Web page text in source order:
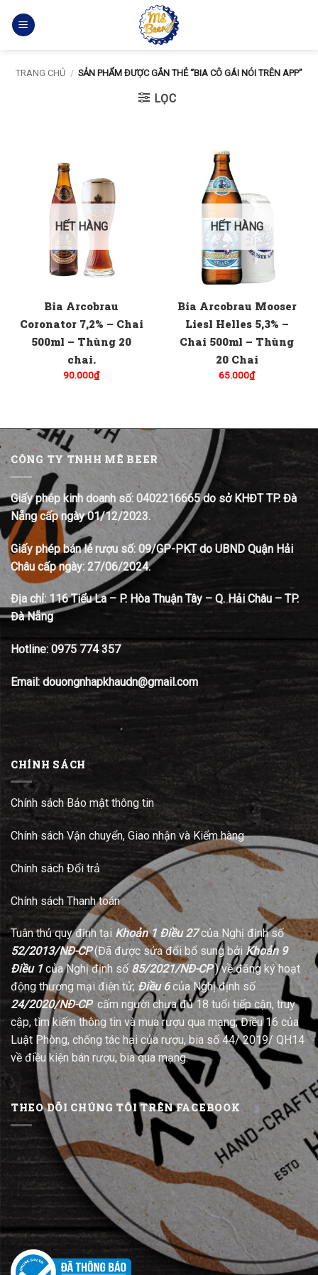
qua
TRANG CHỦ / SẢN PHẨM ĐƯỢC GẮN THẺ “BIA CÔ GÁI NÓI TRÊN APP”
LỌC
HẾT HÀNG
Bia Arcobrau
Coronator 7,2% – Chai
500ml – Thùng 20
chai.
90.000₫
HẾT HÀNG
Bia Arcobrau Mooser
Liesl Helles 5,3% –
Chai 500ml – Thùng
20 Chai
65.000₫
CÔNG TY TNHH MÊ BEER
Giấy phép kinh doanh số: 0402216665 do sở KHĐT TP. Đà
Nẵng cấp ngày 01/12/2023.
Giấy phép bán lẻ rượu số: 09/GP-PKT do UBND Quận Hải
Châu cấp ngày: 27/06/2024.
Địa chỉ: 116 Tiểu La – P. Hòa Thuận Tây – Q. Hải Châu – TP.
Đà Nẵng
Hotline: 0975 774 357
Email: douongnhapkhaudn@gmail.com
CHÍNH SÁCH
Chính sách Bảo mật thông tin
Chính sách Vận chuyển, Giao nhận và Kiểm hàng
Chính sách Đổi trả
Chính sách Thanh toán
Tuân thủ quy định tại Khoản 1 Điều 27của Nghị định số
52/2013/NĐ-CP(Đã được sửa đổi bổ sung bởi Khoản 9
Điều 1của Nghị định số 85/2021/NĐ-CP) về đăng ký hoạt
động thương mại điện tử; Điều 6của Nghị định số
24/2020/NĐ-CPcấm người chưa đủ 18 tuổi tiếp cận, truy
cập, tìm kiếm thông tin và mua rượu qua mạng; Điều 16 của
Luật Phòng, chống tác hại của rượu, bia số 44/ 2019/ QH14
về điều kiện bán rượu, bia qua mạng.
THEO DÕI CHÚNG TÔI TRÊN FACEBOOK